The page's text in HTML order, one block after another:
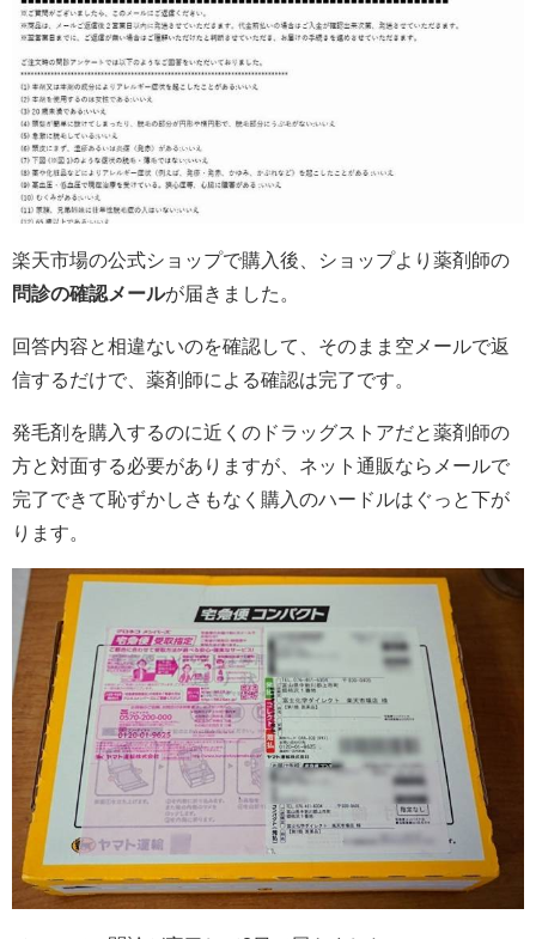
楽天市場の公式ショップで購入後、ショップより薬剤師の
問診の確認メールが届きました。
回答内容と相違ないのを確認して、そのまま空メールで返
信するだけで、薬剤師による確認は完了です。
発毛剤を購入するのに近くのドラッグストアだと薬剤師の
方と対面する必要がありますが、ネット通販ならメールで
完了できて恥ずかしさもなく購入のハードルはぐっと下が
ります。